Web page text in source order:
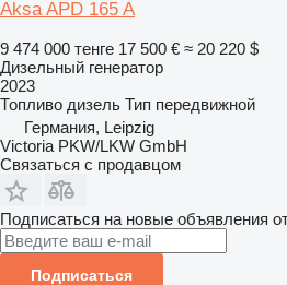
Aksa APD 165 A
9 474 000 тенге 17 500 € ≈ 20 220 $
Дизельный генератор
2023
Топливо дизель Тип передвижной
Германия, Leipzig
Victoria PKW/LKW GmbH
Связаться с продавцом
Подписаться на новые объявления
Подписаться